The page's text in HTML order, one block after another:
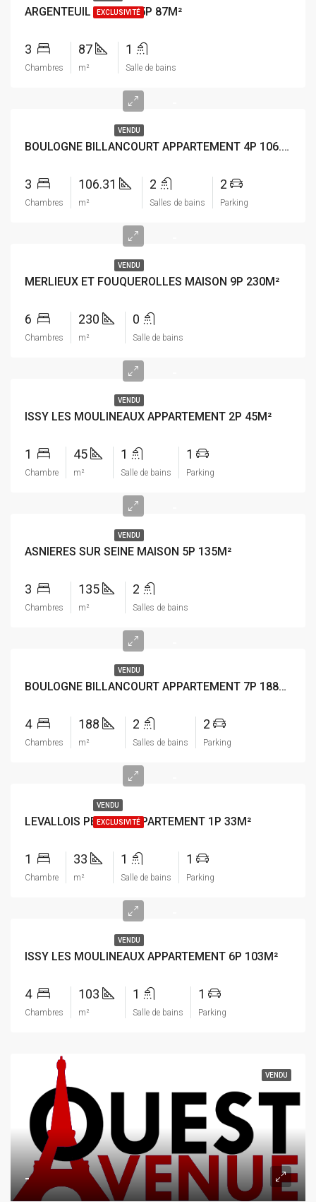
EXCLUSIVITÉ
ARGENTEUIL MAISON 5P 87M²
3
Chambres
87
m²
1
Salle de bains
VENDU
BOULOGNE BILLANCOURT APPARTEMENT 4P 106.31M²
3
Chambres
106.31
m²
2
Salles de bains
2
Parking
VENDU
MERLIEUX ET FOUQUEROLLES MAISON 9P 230M²
6
Chambres
230
m²
0
Salle de bains
VENDU
ISSY LES MOULINEAUX APPARTEMENT 2P 45M²
1
Chambre
45
m²
1
Salle de bains
1
Parking
VENDU
ASNIERES SUR SEINE MAISON 5P 135M²
3
Chambres
135
m²
2
Salles de bains
VENDU
BOULOGNE BILLANCOURT APPARTEMENT 7P 188M²
4
Chambres
188
m²
2
Salles de bains
2
Parking
VENDU
EXCLUSIVITÉ
LEVALLOIS PERRET APPARTEMENT 1P 33M²
1
Chambre
33
m²
1
Salle de bains
1
Parking
VENDU
ISSY LES MOULINEAUX APPARTEMENT 6P 103M²
4
Chambres
103
m²
1
Salle de bains
1
Parking
VENDU
-